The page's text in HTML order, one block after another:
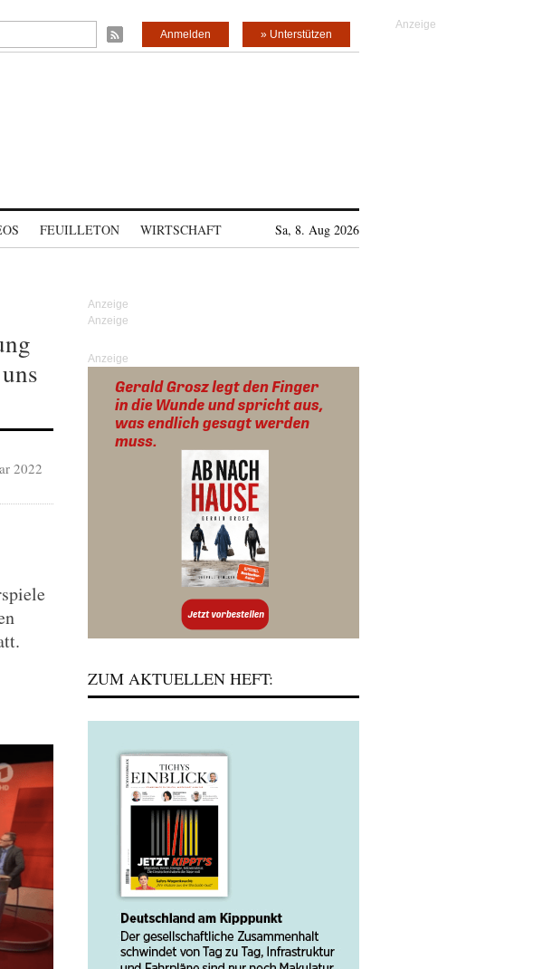
» Unterstützen
Anmelden
FEUILLETON WIRTSCHAFT Sa, 8. Aug 2026
2022
Anzeige
ZUM AKTUELLEN HEFT: